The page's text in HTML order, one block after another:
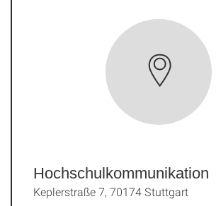
Hochschulkommunikation
Keplerstraße 7, 70174 Stuttgart